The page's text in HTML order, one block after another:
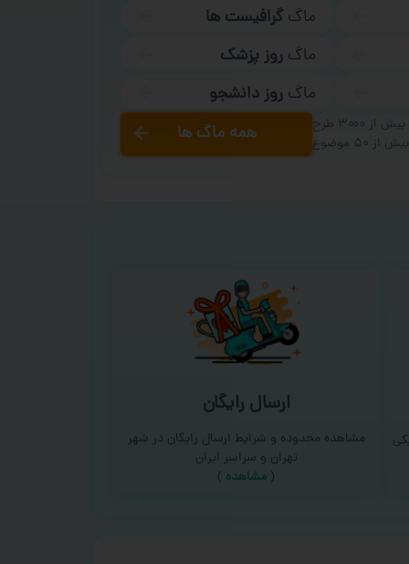
ماگگرافیست ها
ماگروز پزشک
ماگروز دانشجو
همه ماگ ها
بیش از ۳۰۰۰ طرح
بیش از ۵۰ موضوع
ارسال رایگان
مشاهده محدوده و شرایط ارسال رایگان در شهر
تهران و سراسر ایران
( مشاهده )